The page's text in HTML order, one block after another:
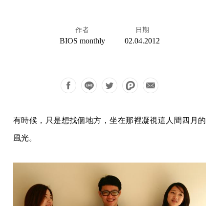
作者
BIOS monthly
日期
02.04.2012
有時候，只是想找個地方，坐在那裡凝視這人間四月的
風光。